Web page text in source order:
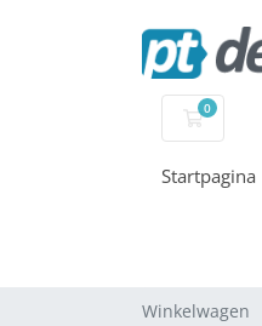
0
Startpagina
Winkelwagen